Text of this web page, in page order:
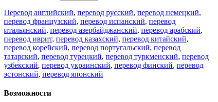
Перевод английский, перевод русский, перевод немецкий,
перевод французский, перевод испанский, перевод
итальянский, перевод азербайджанский, перевод арабский,
перевод иврит, перевод казахский, перевод китайский,
перевод корейский, перевод португальский, перевод
татарский, перевод турецкий, перевод туркменский, перевод
узбекский, перевод украинский, перевод финский, перевод
эстонский, перевод японский
Возможности